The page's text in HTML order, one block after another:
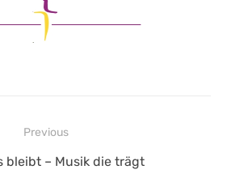
Previous
bleibt – Musik die trägt